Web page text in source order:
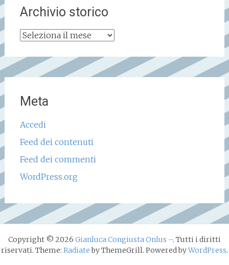
Archivio storico
Archivio
Meta
Accedi
Feed dei contenuti
Feed dei commenti
WordPress.org
Copyright © 2026 Gianluca Congiusta Onlus –. Tutti i diritti
riservati. Theme: Radiateby ThemeGrill. Powered byWordPress.